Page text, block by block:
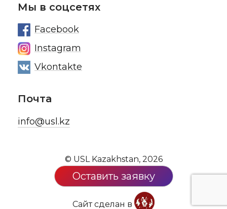
Мы в соцсетях
Facebook
Instagram
Vkontakte
Почта
info@usl.kz
© USL Kazakhstan, 2026
Оставить заявку
Сайт сделан в